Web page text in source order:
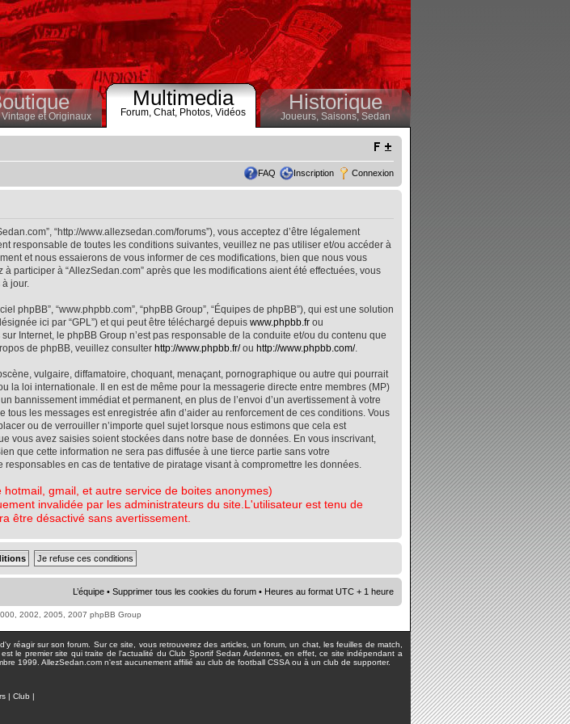
Vintage et Originaux
Multimedia
Forum, Chat, Photos, Vidéos Historique
Joueurs, Saisons,Sedan
FAQ Inscription Connexion
“http://www.allezsedan.com/forums”), vous acceptez d’être légalement
responsable de toutes les conditions suivantes, veuillez ne pas utiliser et/ou accéder à
et nous essaierons de vous informer de ces modifications, bien que nous vous
participer à “AllezSedan.com” après que les modifications aient été effectuées, vous
jour.
phpBB”, “www.phpbb.com”, “phpBB Group”, “Équipes de phpBB”), qui est une solution
ici par “GPL”) et qui peut être téléchargé depuis www.phpbb.fr ou
Internet, le phpBB Group n’est pas responsable de la conduite et/ou du contenu que
de phpBB, veuillez consulter http://www.phpbb.fr/ou http://www.phpbb.com/.
vulgaire, diffamatoire, choquant, menaçant, pornographique ou autre qui pourrait
la loi internationale. Il en est de même pour la messagerie directe entre membres (MP)
bannissement immédiat et permanent, en plus de l’envoi d’un avertissement à votre
les messages est enregistrée afin d’aider au renforcement de ces conditions. Vous
ou de verrouiller n’importe quel sujet lorsque nous estimons que cela est
vous avez saisies soient stockées dans notre base de données. En vous inscrivant,
que cette information ne sera pas diffusée à une tierce partie sans votre
en cas de tentative de piratage visant à compromettre les données.
gmail, et autre service de boites anonymes)
invalidée par les administrateurs du site.L'utilisateur est tenu de
être désactivé sans avertissement.
L’équipe • Supprimer tous les cookies du forum • Heures au format UTC + 1 heure
2002, 2005, 2007 phpBB Group
réagir sur son forum. Sur ce site, vous retrouverez des articles, un forum, un chat, les feuilles de match,
le premier site qui traite de l'actualité du Club Sportif Sedan Ardennes, en effet, ce site indépendant a
1999. AllezSedan.com n'est aucunement affilié au club de football CSSA ou à un club de supporter.
| Club |